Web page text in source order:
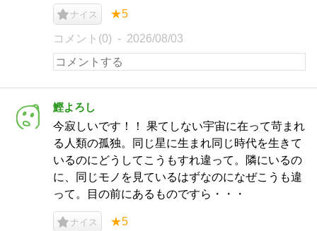
ナイス ★5
コメント(0) 2026/08/03
鰹よろし
今寂しいです！！ 果てしない宇宙に在って苛まれ
る人類の孤独。同じ星に生まれ同じ時代を生きて
いるのにどうしてこうもすれ違って。隣にいるの
に、同じモノを見ているはずなのになぜこうも違
って。目の前にあるものですら・・・
ナイス ★5